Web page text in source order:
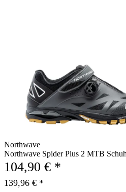
Northwave
Northwave Spider Plus 2 MTB
104,90 € *
139,96 € *